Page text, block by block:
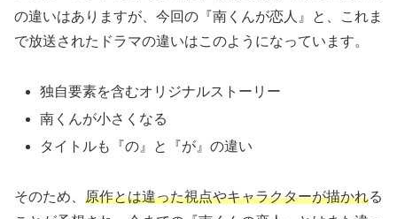
で放送されたドラマの違いはこのようになっています。
南くんが小さくなる
タイトルも『の』と『が』の違い
ことが予想され、今までの『南くんの恋人』とはまた違っ